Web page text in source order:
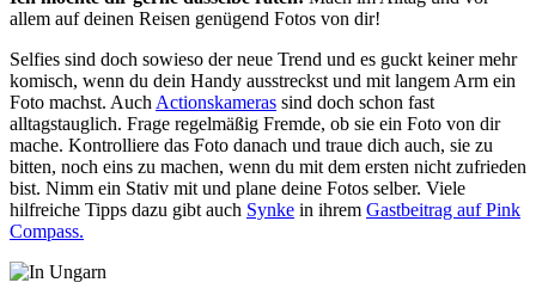
allem auf deinen Reisen genügend Fotos von dir!
Selfies sind doch sowieso der neue Trend und es guckt keiner mehr
komisch, wenn du dein Handy ausstreckst und mit langem Arm ein
Foto machst. AuchActionskameras sind doch schon fast
alltagstauglich. Frage regelmäßig Fremde, ob sie ein Foto von dir
mache. Kontrolliere das Foto danach und traue dich auch, sie zu
bitten, noch eins zu machen, wenn du mit dem ersten nicht zufrieden
bist. Nimm ein Stativ mit und plane deine Fotos selber. Viele
hilfreiche Tipps dazu gibt auch Synke in ihrem Gastbeitrag auf Pink
Compass.